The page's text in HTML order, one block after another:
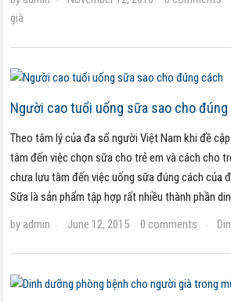
già
Người cao tuổi uống sữa sao cho đúng
Theo tâm lý của đa số người Việt Nam khi đề
tâm đến việc chọn sữa cho trẻ em và cách cho
chưa lưu tâm đến việc uống sữa đúng cách của
Sữa là sản phẩm tập hợp rất nhiều thành phần
by admin · June 12, 2015· 0 comments ·